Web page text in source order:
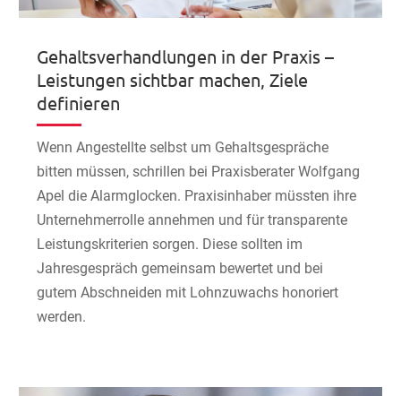
Gehaltsverhandlungen in der Praxis –
Leistungen sichtbar machen, Ziele
definieren
Wenn Angestellte selbst um Gehaltsgespräche
bitten müssen, schrillen bei Praxisberater Wolfgang
Apel die Alarmglocken. Praxisinhaber müssten ihre
Unternehmerrolle annehmen und für transparente
Leistungskriterien sorgen. Diese sollten im
Jahresgespräch gemeinsam bewertet und bei
gutem Abschneiden mit Lohnzuwachs honoriert
werden.